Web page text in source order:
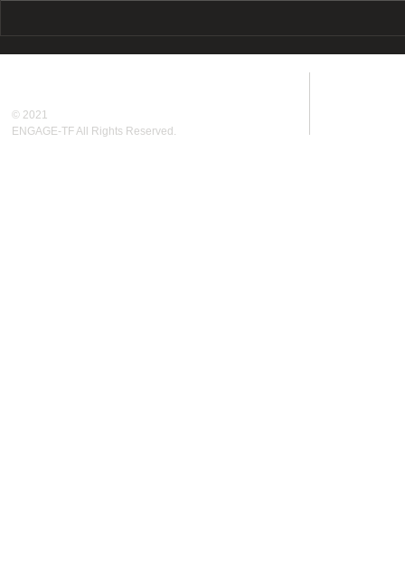
2020@JSA/WAO
Science
© 2021
ENGAGE-TF All Rights Reserved.